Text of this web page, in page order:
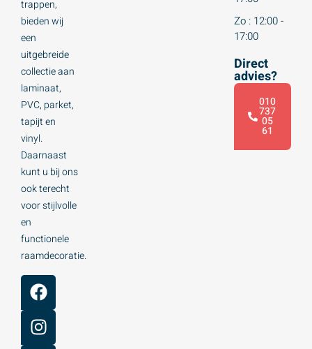
trappen,
bieden wij
een
uitgebreide
collectie aan
laminaat,
PVC, parket,
tapijt en
vinyl.
Daarnaast
kunt u bij ons
ook terecht
voor stijlvolle
en
functionele
raamdecoratie.
Zo : 12:00 -
17:00
Direct
advies?
010
737
05
61